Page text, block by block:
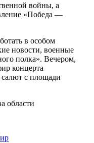
войны, а
«Победа —
в особом
новости, военные
полка». Вечером,
концерта
с площади
области